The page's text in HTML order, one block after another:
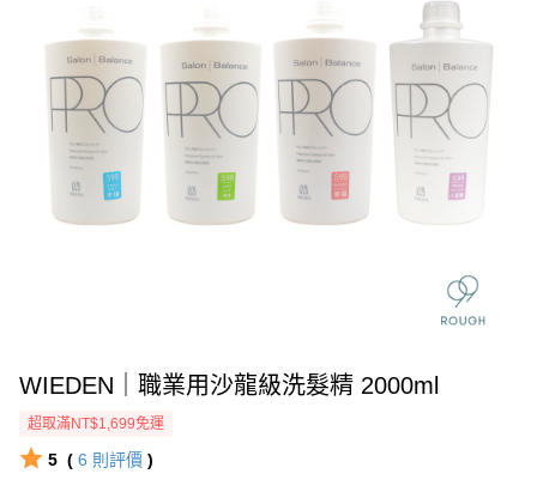
WIEDEN｜職業用沙龍級洗髮精 2000ml
超取滿NT$1,699免運
5 ( 6 則評價 )